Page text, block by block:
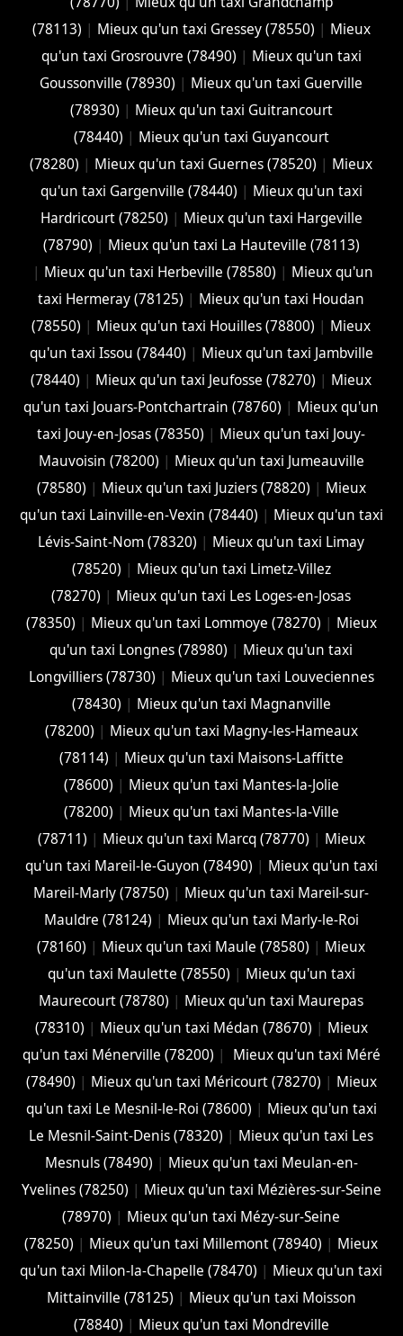
(78113) | Mieux qu'un taxi Gressey (78550) | Mieux
qu'un taxi Grosrouvre (78490) | Mieux qu'un taxi
Goussonville (78930) | Mieux qu'un taxi Guerville
(78930) | Mieux qu'un taxi Guitrancourt
(78440) | Mieux qu'un taxi Guyancourt
(78280) | Mieux qu'un taxi Guernes (78520) | Mieux
qu'un taxi Gargenville (78440) | Mieux qu'un taxi
Hardricourt (78250) | Mieux qu'un taxi Hargeville
(78790) | Mieux qu'un taxi La Hauteville (78113)
| Mieux qu'un taxi Herbeville (78580) | Mieux qu'un
taxi Hermeray (78125) | Mieux qu'un taxi Houdan
(78550) | Mieux qu'un taxi Houilles (78800) | Mieux
qu'un taxi Issou (78440) | Mieux qu'un taxi Jambville
(78440) | Mieux qu'un taxi Jeufosse (78270) | Mieux
qu'un taxi Jouars-Pontchartrain (78760) | Mieux qu'un
taxi Jouy-en-Josas (78350) | Mieux qu'un taxi Jouy-
Mauvoisin (78200) | Mieux qu'un taxi Jumeauville
(78580) | Mieux qu'un taxi Juziers (78820) | Mieux
qu'un taxi Lainville-en-Vexin (78440) | Mieux qu'un taxi
Lévis-Saint-Nom (78320) | Mieux qu'un taxi Limay
(78520) | Mieux qu'un taxi Limetz-Villez
(78270) | Mieux qu'un taxi Les Loges-en-Josas
(78350) | Mieux qu'un taxi Lommoye (78270) | Mieux
qu'un taxi Longnes (78980) | Mieux qu'un taxi
Longvilliers (78730) | Mieux qu'un taxi Louveciennes
(78430) | Mieux qu'un taxi Magnanville
(78200) | Mieux qu'un taxi Magny-les-Hameaux
(78114) | Mieux qu'un taxi Maisons-Laffitte
(78600) | Mieux qu'un taxi Mantes-la-Jolie
(78200) | Mieux qu'un taxi Mantes-la-Ville
(78711) | Mieux qu'un taxi Marcq (78770) | Mieux
qu'un taxi Mareil-le-Guyon (78490) | Mieux qu'un taxi
Mareil-Marly (78750) | Mieux qu'un taxi Mareil-sur-
Mauldre (78124) | Mieux qu'un taxi Marly-le-Roi
(78160) | Mieux qu'un taxi Maule (78580) | Mieux
qu'un taxi Maulette (78550) | Mieux qu'un taxi
Maurecourt (78780) | Mieux qu'un taxi Maurepas
(78310) | Mieux qu'un taxi Médan (78670) | Mieux
qu'un taxi Ménerville (78200) |
Mieux qu'un taxi Méré
(78490) | Mieux qu'un taxi Méricourt (78270) | Mieux
qu'un taxi Le Mesnil-le-Roi (78600) | Mieux qu'un taxi
Le Mesnil-Saint-Denis (78320) | Mieux qu'un taxi Les
Mesnuls (78490) | Mieux qu'un taxi Meulan-en-
Yvelines (78250) | Mieux qu'un taxi Mézières-sur-Seine
(78970) | Mieux qu'un taxi Mézy-sur-Seine
(78250) | Mieux qu'un taxi Millemont (78940) | Mieux
qu'un taxi Milon-la-Chapelle (78470) | Mieux qu'un taxi
Mittainville (78125) | Mieux qu'un taxi Moisson
(78840) | Mieux qu'un taxi Mondreville